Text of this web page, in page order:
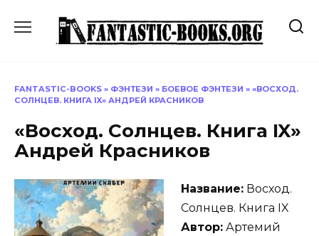
содержанию
FANTASTIC-BOOKS » ФЭНТЕЗИ » БОЕВОЕ ФЭНТЕЗИ » «ВОСХОД.
СОЛНЦЕВ. КНИГА IX» АНДРЕЙ КРАСНИКОВ
«Восход. Солнцев. Книга IX»
Андрей Красников
Название: Восход.
Солнцев. Книга IX
Автор: Артемий